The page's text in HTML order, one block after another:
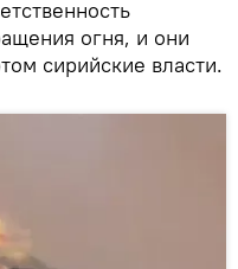
огня, и они
сирийские власти.